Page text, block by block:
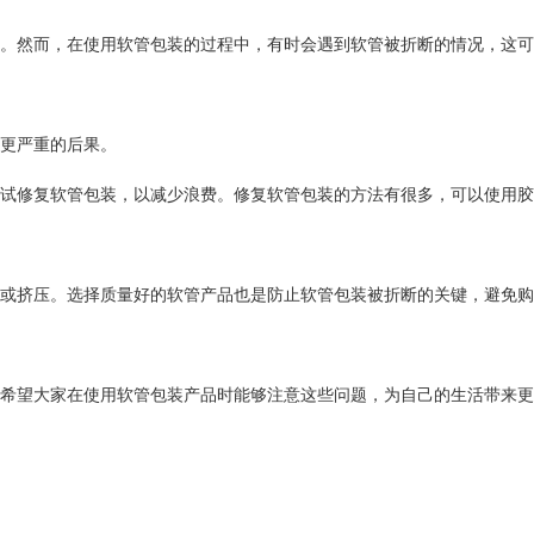
然而，在使用软管包装的过程中，有时会遇到软管被折断的情况，这可
严重的后果。
修复软管包装，以减少浪费。修复软管包装的方法有很多，可以使用胶
挤压。选择质量好的软管产品也是防止软管包装被折断的关键，避免购
望大家在使用软管包装产品时能够注意这些问题，为自己的生活带来更